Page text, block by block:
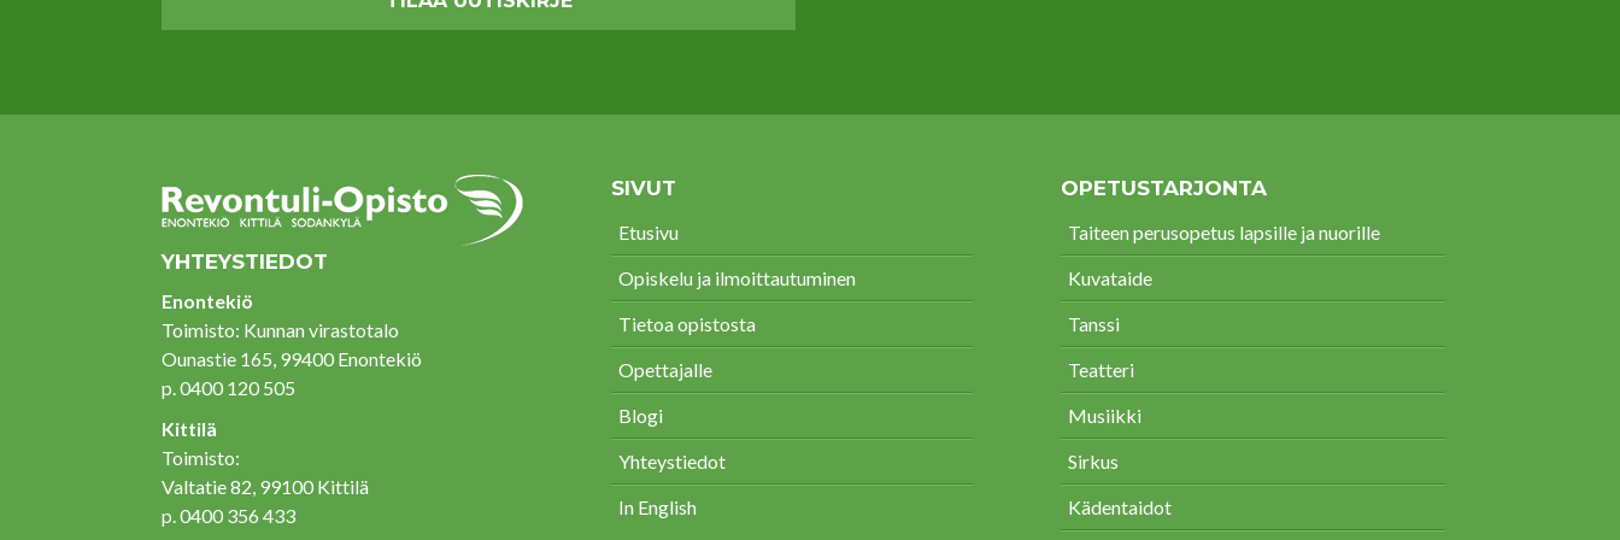
YHTEYSTIEDOT
Enontekiö
Toimisto: Kunnan virastotalo
Ounastie 165, 99400 Enontekiö
p. 0400 120 505
Kittilä
Toimisto:
Valtatie 82, 99100 Kittilä
p. 0400 356 433
SIVUT
Etusivu
Opiskelu ja ilmoittautuminen
Tietoa opistosta
Opettajalle
Blogi
Yhteystiedot
In English
OPETUSTARJONTA
Taiteen perusopetus lapsille ja nuorille
Kuvataide
Tanssi
Teatteri
Musiikki
Sirkus
Kädentaidot